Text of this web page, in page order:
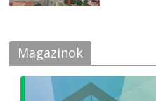
Magazinok